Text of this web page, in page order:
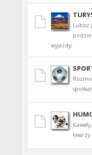
Lubisz
wyjazdy;
twarzy